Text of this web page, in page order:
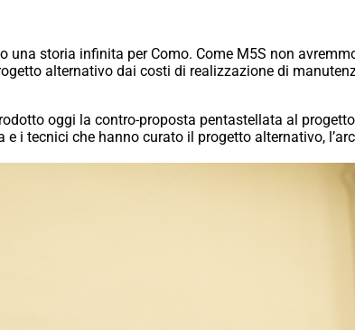
una storia infinita per Como. Come M5S non
alternativo dai costi di realizzazione di
oggi la contro-proposta pentastellata al
e i tecnici che hanno curato il progetto alternativo,